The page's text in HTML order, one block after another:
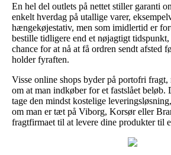
En hel del outlets på nettet stiller garanti
enkelt hverdag på utallige varer,
hængekøjestativ, men som imidlertid er
bestille tidligere end et nøjagtigt tidspunkt,
chance for at nå at få ordren sendt afsted
holder fyraften.
Visse online shops byder på portofri
om at man indkøber for et fastslået beløb.
tage den mindst kostelige
om man er tæt på Viborg, Korsør eller
fragtfirmaet til at levere dine produkter til